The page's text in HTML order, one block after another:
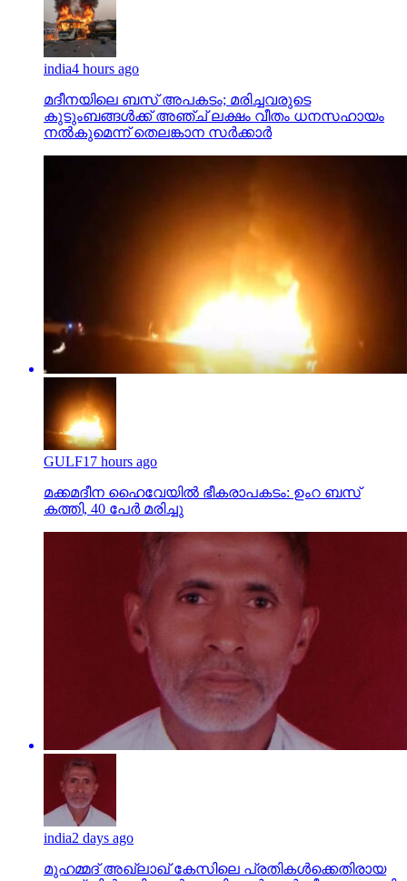
india4 hours ago
മദീനയിലെ ബസ് അപകടം; മരിച്ചവരുടെ
കുടുംബങ്ങള്‍ക്ക് അഞ്ച് ലക്ഷം വീതം ധനസഹായം
നല്‍കുമെന്ന് തെലങ്കാന സര്‍ക്കാര്‍
GULF17 hours ago
മക്കമദീന ഹൈവേയില്‍ ഭീകരാപകടം: ഉംറ ബസ്
കത്തി, 40 പേര്‍ മരിച്ചു
india2 days ago
മുഹമ്മദ് അഖ്‌ലാഖ് കേസിലെ പ്രതികള്‍ക്കെതിരായ